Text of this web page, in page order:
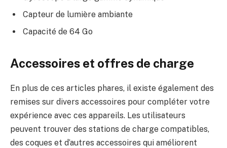
Capteur de lumière ambiante
Capacité de 64 Go
Accessoires et offres de charge
En plus de ces articles phares, il existe également des
remises sur divers accessoires pour compléter votre
expérience avec ces appareils. Les utilisateurs
peuvent trouver des stations de charge compatibles,
des coques et d’autres accessoires qui améliorent